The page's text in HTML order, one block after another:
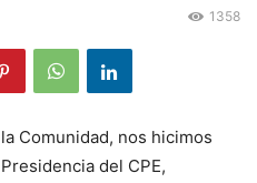
1358
Comunidad, nos hicimos
del CPE,